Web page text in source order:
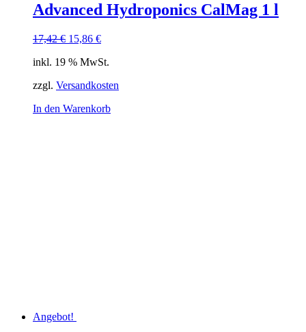
Advanced Hydroponics CalMag 1 l
17,42€ Ursprünglicher
war:
15,86 €Aktueller
ist:
inkl. 19 % MwSt.
zzgl. Versandkosten
In den Warenkorb
Angebot!